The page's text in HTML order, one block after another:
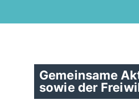
Gemeinsame
sowie der